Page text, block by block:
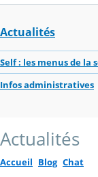
Actualités
Self : les menus de la
Infos administratives
Actualités
Accueil Blog Chat